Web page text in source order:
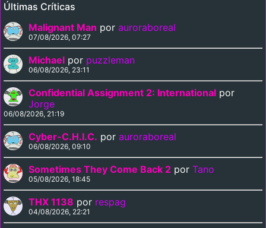
Últimas Críticas
Malignant Man por auroraboreal
07/08/2026, 07:27
Michael por puzzleman
06/08/2026, 23:11
Confidential Assignment 2: International por
Jorge
06/08/2026, 21:19
Cyber-C.H.I.C. por auroraboreal
06/08/2026, 09:10
Sometimes They Come Back 2 por Tano
05/08/2026, 18:45
THX 1138 por respag
04/08/2026, 22:21